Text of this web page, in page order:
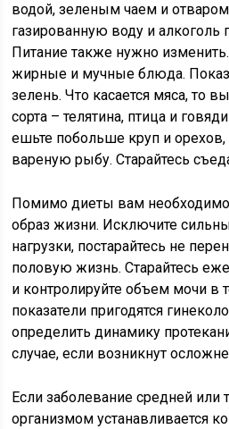
водой, зеленым чаем и
газированную воду и алкоголь
Питание также нужно
жирные и мучные блюда.
зелень. Что касается мяса, то
сорта – телятина, птица и
ешьте побольше круп и
вареную рыбу. Старайтесь
Помимо диеты вам
образ жизни. Исключите
нагрузки, постарайтесь не
половую жизнь. Старайтесь
и контролируйте объем мочи в
показатели пригодятся
определить динамику
случае, если возникнут
Если заболевание средней
организмом устанавливается